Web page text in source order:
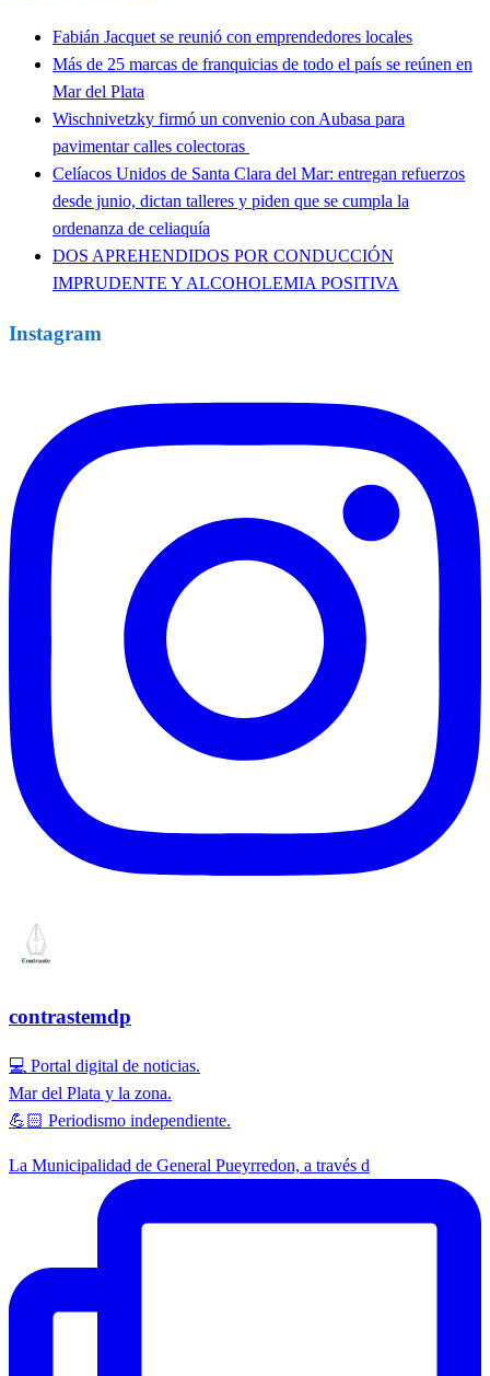
Fabián Jacquet se reunió con emprendedores locales
Más de 25 marcas de franquicias de todo el país se reúnen en
Mar del Plata
Wischnivetzky firmó un convenio con Aubasa para
pavimentar calles colectoras
Celíacos Unidos de Santa Clara del Mar: entregan refuerzos
desde junio, dictan talleres y piden que se cumpla la
ordenanza de celiaquía
DOS APREHENDIDOS POR CONDUCCIÓN
IMPRUDENTE Y ALCOHOLEMIA POSITIVA
Instagram
contrastemdp
💻 Portal digital de noticias.
Mar del Plata y la zona.
💪🏻 Periodismo independiente.
La Municipalidad de General Pueyrredon, a través d